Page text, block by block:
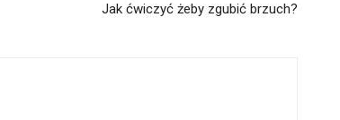
Jak ćwiczyć żeby zgubić brzuch?